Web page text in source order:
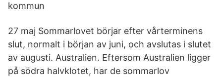
kommun
27 maj Sommarlovet börjar efter vårterminens
slut, normalt i början av juni, och avslutas i slutet
av augusti. Australien. Eftersom Australien ligger
på södra halvklotet, har de sommarlov